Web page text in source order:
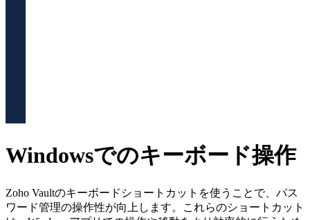
Windowsでのキーボード操作
Zoho Vaultのキーボードショートカットを使うことで、パス
ワード管理の操作性が向上します。これらのショートカット